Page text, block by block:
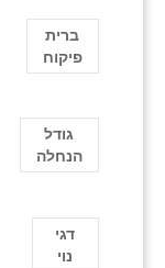
ברית
פיקוח
גודל
הנחלה
דגי
נוי